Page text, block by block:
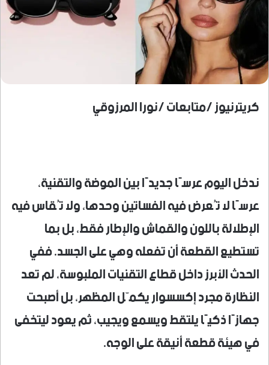
كريترنيوز /متابعات /نورا المرزوقي
ندخل اليوم عرسًا جديدًا بين الموضة والتقنية،
عرسًا لا تُعرض فيه الفساتين وحدها، ولا تُقاس فيه
الإطلالة باللون والقماش والإطار فقط، بل بما
تستطيع القطعة أن تفعله وهي على الجسد. ففي
الحدث الأبرز داخل قطاع التقنيات الملبوسة، لم تعد
النظارة مجرد إكسسوار يكمّل المظهر، بل أصبحت
جهازًا ذكيًا يلتقط ويسمع ويجيب، ثم يعود ليتخفى
في هيئة قطعة أنيقة على الوجه.